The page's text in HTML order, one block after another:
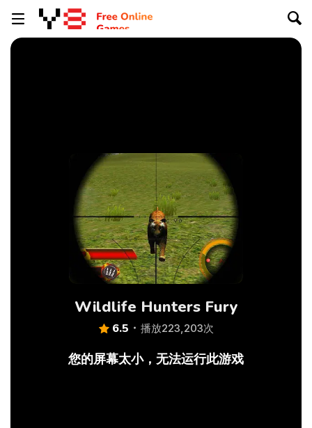
Wildlife Hunters Fury
6.5 播放223,203次
您的屏幕太小，无法运行此游戏